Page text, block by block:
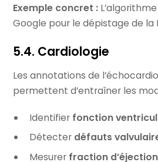
Exemple concret :
Google pour le dépistage de la
5.4. Cardiologie
Les annotations de
permettent d’entraîner les
Identifier fonction
Détecter défauts
Mesurer fraction d’éjection